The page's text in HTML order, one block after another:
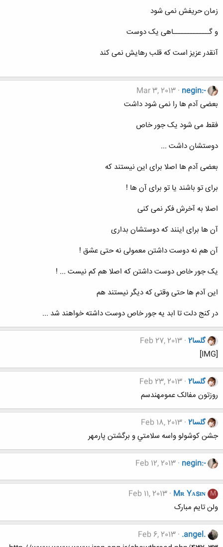
زمان حریفش نمی شود
و گــــــــــــاهی یک دوست
آنقدر عزیز است که قلب رهایش نمی کند
negin:-
Mar 3, 2013
بعضی آدم ها را نمی شود داشت
فقط می شود یک جور خاص
دوستشان داشت ...
بعضی آدم ها اصلا برای این نیستند که
برای تو باشند یا تو برای آن ها !
اصلا به آخرش فکر نمی کنی
آن ها برای اینند که دوستشان بداری
آن هم نه دوست داشتن معمولی نه حتی عشق !
یک جور خاص دوست داشتن که اصلا هم کم نیست ... !
این آدم ها حتی وقتی که دیگر نیستند هم
در کنج دلت تا ابد یه جور خاص دوست داشته خواهند شد ...
گلسا2
Feb 27, 2013
[IMG]
گلسا2
Feb 23, 2013
روزتون مفالک عمومهندسم
گلسا2
Feb 18, 2013
جشن كوشولو واسه سلامتي و برگشتن پارمهر
negin:-
Feb 12, 2013
M
Mʀ Yᴀsɪɴ
Feb 11, 2013
ولن تایم مبارک
.angel.
Feb 6, 2013